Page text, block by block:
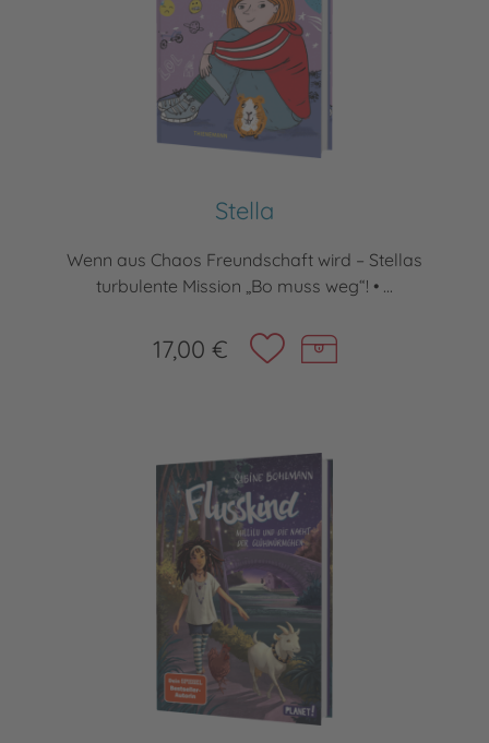
Stella
Wenn aus Chaos Freundschaft wird – Stellas
turbulente Mission „Bo muss weg“! • ...
17,00 €